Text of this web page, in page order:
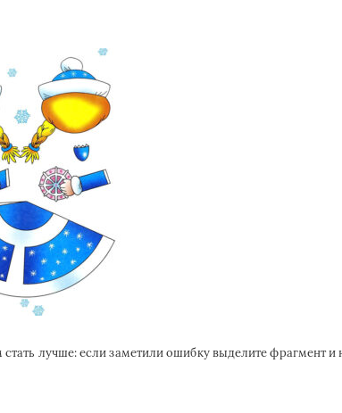
лучше: если заметили ошибку выделите фрагмент и